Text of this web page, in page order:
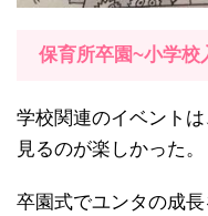
保育所卒園~小学校
学校関連のイベント
見るのが楽しかった。
卒園式でユンタの成